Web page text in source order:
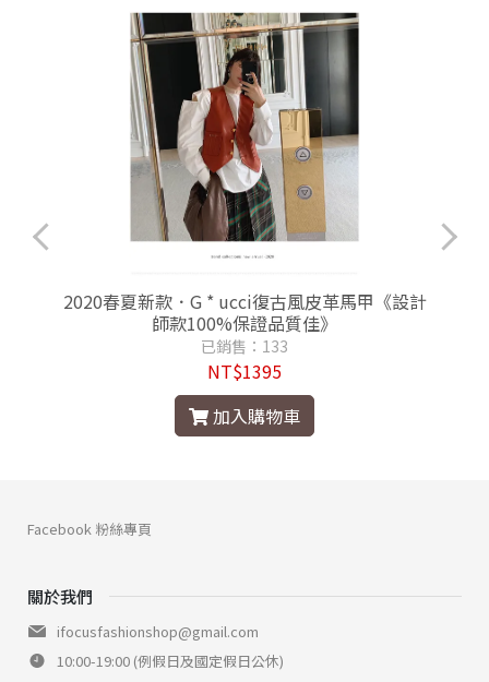
2020春夏新款．G * ucci復古風皮革馬甲《設計
師款100%保證品質佳》
已銷售：133
NT$1395
加入購物車
關於我們
ifocusfashionshop@gmail.com
10:00-19:00 (例假日及國定假日公休)
Facebook 粉絲專頁